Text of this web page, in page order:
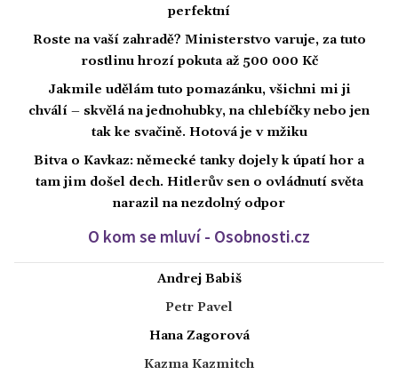
perfektní
Roste na vaší zahradě? Ministerstvo varuje, za tuto
rostlinu hrozí pokuta až 500 000 Kč
Jakmile udělám tuto pomazánku, všichni mi ji
chválí – skvělá na jednohubky, na chlebíčky nebo jen
tak ke svačině. Hotová je v mžiku
Bitva o Kavkaz: německé tanky dojely k úpatí hor a
tam jim došel dech. Hitlerův sen o ovládnutí světa
narazil na nezdolný odpor
O kom se mluví - Osobnosti.cz
Andrej Babiš
Petr Pavel
Hana Zagorová
Kazma Kazmitch